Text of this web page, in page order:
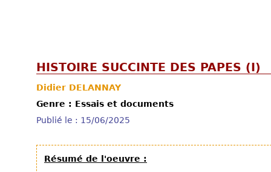
HISTOIRE SUCCINTE DES PAPES (I)
Didier DELANNAY
Genre : Essais et documents
Publié le : 15/06/2025
Résumé de l'oeuvre :